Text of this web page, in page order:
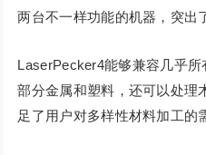
两台不一样功能的机器，突出
LaserPecker4能够兼容几乎
部分金属和塑料，还可以处理
足了用户对多样性材料加工的